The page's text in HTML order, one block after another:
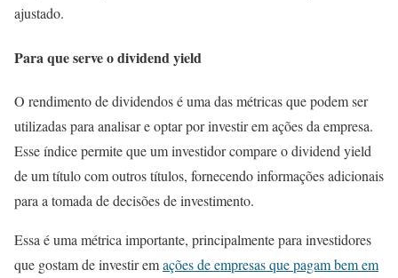
ajustado.
Para que serve o dividend yield
O rendimento de dividendos é uma das métricas que podem ser
utilizadas para analisar e optar por investir em ações da empresa.
Esse índice permite que um investidor compare o dividend yield
de um título com outros títulos, fornecendo informações adicionais
para a tomada de decisões de investimento.
Essa é uma métrica importante, principalmente para investidores
que gostam de investir emações de empresas que pagam bem em